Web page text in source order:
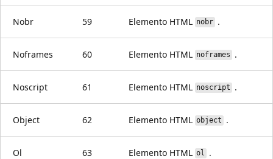
Nobr 59 Elemento HTML nobr.
Noframes 60 Elemento HTML noframes .
Noscript 61 Elemento HTML noscript .
Object 62 Elemento HTML object .
Ol 63 Elemento HTML ol .